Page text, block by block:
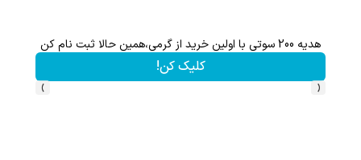
200 سوت نقره پیدا شده برای تو!!!
کلیک کن!
‹
›